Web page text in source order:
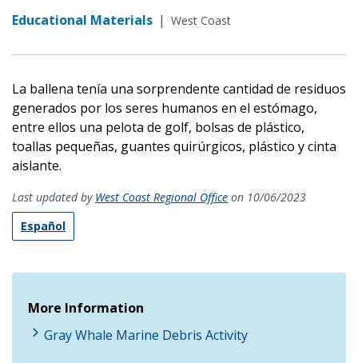
Educational Materials | West Coast
La ballena tenía una sorprendente cantidad de residuos
generados por los seres humanos en el estómago,
entre ellos una pelota de golf, bolsas de plástico,
toallas pequeñas, guantes quirúrgicos, plástico y cinta
aislante.
Last updated by West Coast Regional Office on 10/06/2023
Español
More Information
Gray Whale Marine Debris Activity